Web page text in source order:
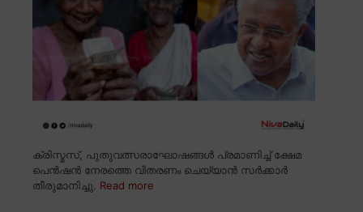
ക്രിസ്മസ്, പുതുവത്സരാഘോഷങ്ങൾ പ്രമാണിച്ച് ക്ഷേമ
പെൻഷൻ നേരത്തെ വിതരണം ചെയ്യാൻ സർക്കാർ
തീരുമാനിച്ചു. Read more